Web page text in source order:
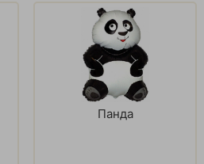
Панда